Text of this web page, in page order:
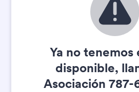
Ya no tenemos
disponible,
Asociación 787-